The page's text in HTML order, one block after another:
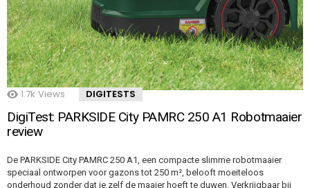
1.7k Views DIGITESTS
DigiTest: PARKSIDE City PAMRC 250 A1 Robotmaaier
review
De PARKSIDE City PAMRC 250 A1, een compacte slimme robotmaaier
speciaal ontworpen voor gazons tot 250 m², belooft moeiteloos
onderhoud zonder dat je zelf de maaier hoeft te duwen. Verkrijgbaar bij